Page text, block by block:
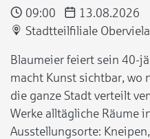
09:00
13.08.2026
Stadtteilfiliale
Blaumeier feiert sein 40-
macht Kunst sichtbar, wo
die ganze Stadt verteilt
Werke alltägliche Räume
Ausstellungsorte: